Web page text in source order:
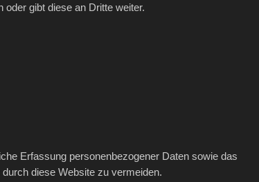
gibt diese an Dritte weiter.
Erfassung personenbezogener Daten sowie das
diese Website zu vermeiden.